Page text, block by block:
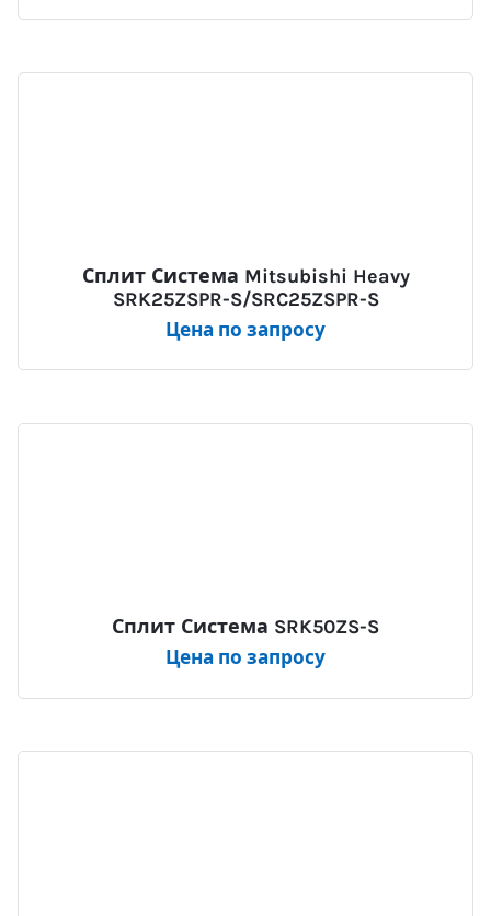
Сплит Система Mitsubishi Heavy
SRK25ZSPR-S/SRC25ZSPR-S
Цена по запросу
Сплит Система SRK50ZS-S
Цена по запросу